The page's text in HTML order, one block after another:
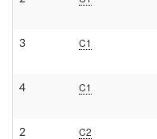
3 C1
4 C1
2 C2